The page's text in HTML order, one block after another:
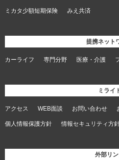
ミカタ少額短期保険 みえ共済
提携ネット
カーライフ 専門分野 医療・介護
ミライ
アクセス WEB面談 お問い合わせ
個人情報保護方針 情報セキュリティ方
外部リ